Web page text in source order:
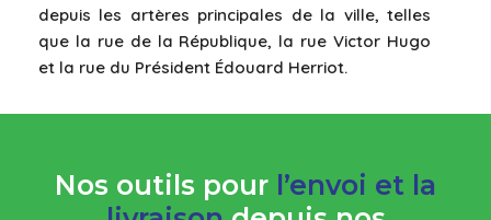
depuis les artères principales de la ville, telles
que la rue de la République, la rue Victor Hugo
et la rue du Président Édouard Herriot.
Nos outils pour l’envoi et la